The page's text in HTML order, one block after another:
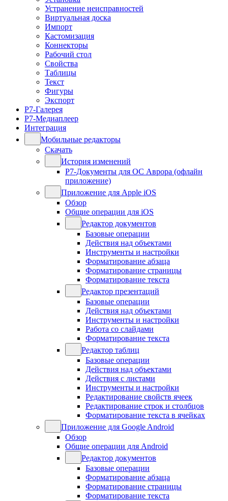
Устранение неисправностей
Виртуальная доска
Импорт
Кастомизация
Коннекторы
Рабочий стол
Свойства
Таблицы
Текст
Фигуры
Экспорт
Р7-Галерея
Р7-Медиаплеер
Интеграция
Мобильные редакторы
Скачать
История изменений
Р7-Документы для ОС Аврора (офлайн
приложение)
Приложение для Apple iOS
Обзор
Общие операции для iOS
Редактор документов
Базовые операции
Действия над объектами
Инструменты и настройки
Форматирование абзаца
Форматирование страницы
Форматирование текста
Редактор презентаций
Базовые операции
Действия над объектами
Инструменты и настройки
Работа со слайдами
Форматирование текста
Редактор таблиц
Базовые операции
Действия над объектами
Действия с листами
Инструменты и настройки
Редактирование свойств ячеек
Редактирование строк и столбцов
Форматирование текста в ячейках
Приложение для Google Android
Обзор
Общие операции для Android
Редактор документов
Базовые операции
Форматирование абзаца
Форматирование страницы
Форматирование текста